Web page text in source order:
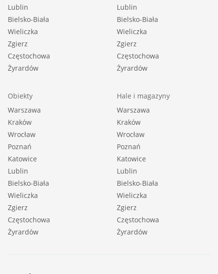
Lublin
Bielsko-Biała
Wieliczka
Zgierz
Częstochowa
Żyrardów
Lublin
Bielsko-Biała
Wieliczka
Zgierz
Częstochowa
Żyrardów
Obiekty
Warszawa
Kraków
Wrocław
Poznań
Katowice
Lublin
Bielsko-Biała
Wieliczka
Zgierz
Częstochowa
Żyrardów
Hale i magazyny
Warszawa
Kraków
Wrocław
Poznań
Katowice
Lublin
Bielsko-Biała
Wieliczka
Zgierz
Częstochowa
Żyrardów